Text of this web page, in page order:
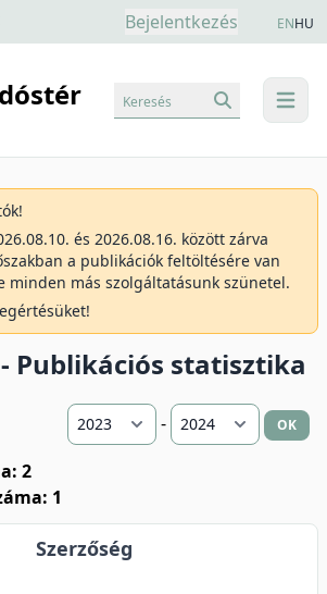
Bejelentkezés ENHU
menu
Keresés
és 2026.08.16. között zárva
a publikációk feltöltésére van
minden más szolgáltatásunk szünetel.
Publikációs statisztika
- OK
2
1
Szerzőség